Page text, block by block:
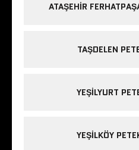
ATAŞEHIR
TAŞDELEN
YEŞILYURT
YEŞILKÖY